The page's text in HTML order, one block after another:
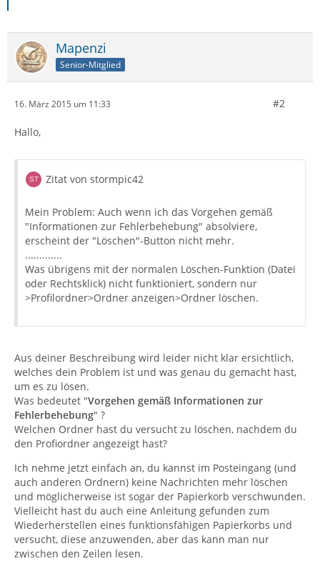
Mapenzi
Senior-Mitglied
16. März 2015 um 11:33 #2
Hallo,
Zitat von stormpic42
Mein Problem: Auch wenn ich das Vorgehen gemäß
"Informationen zur Fehlerbehebung" absolviere,
erscheint der "Löschen"-Button nicht mehr.
.............
Was übrigens mit der normalen Löschen-Funktion (Datei
oder Rechtsklick) nicht funktioniert, sondern nur
>Profilordner>Ordner anzeigen>Ordner löschen.
Aus deiner Beschreibung wird leider nicht klar ersichtlich,
welches dein Problem ist und was genau du gemacht hast,
um es zu lösen.
Was bedeutet "Vorgehen gemäß Informationen zur
Fehlerbehebung" ?
Welchen Ordner hast du versucht zu löschen, nachdem du
den Profiordner angezeigt hast?
Ich nehme jetzt einfach an, du kannst im Posteingang (und
auch anderen Ordnern) keine Nachrichten mehr löschen
und möglicherweise ist sogar der Papierkorb verschwunden.
Vielleicht hast du auch eine Anleitung gefunden zum
Wiederherstellen eines funktionsfähigen Papierkorbs und
versucht, diese anzuwenden, aber das kann man nur
zwischen den Zeilen lesen.